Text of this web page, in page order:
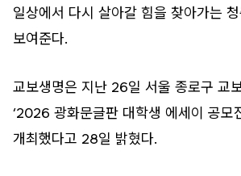
일상에서 다시 살아갈 힘을 찾아가는
보여준다.
교보생명은 지난 26일 서울 종로구 교
‘2026 광화문글판 대학생 에세이 공모
개최했다고 28일 밝혔다.